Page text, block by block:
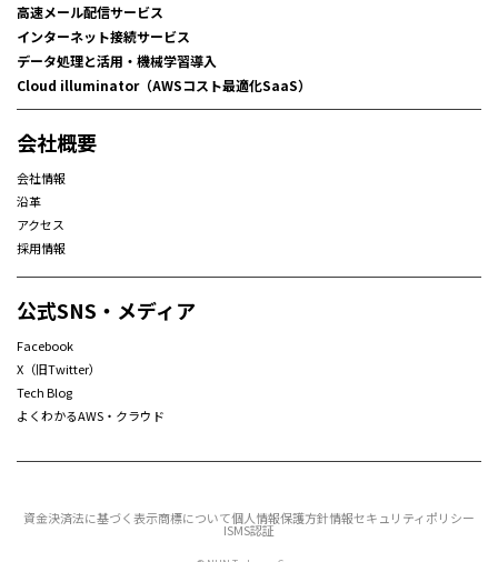
高速メール配信サービス
インターネット接続サービス
データ処理と活用・機械学習導入
Cloud illuminator（AWSコスト最適化SaaS）
会社概要
会社情報
沿革
アクセス
採用情報
公式SNS・メディア
Facebook
X（旧Twitter）
Tech Blog
よくわかるAWS・クラウド
資金決済法に基づく表示商標について個人情報保護方針情報セキュリティポリシー
ISMS認証